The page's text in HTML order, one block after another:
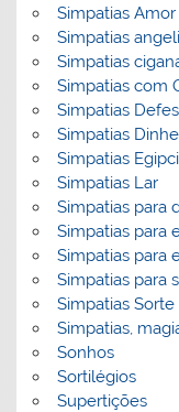
Simpatias Amor
Simpatias
Simpatias
Simpatias com
Simpatias
Simpatias
Simpatias
Simpatias Lar
Simpatias para
Simpatias para
Simpatias para
Simpatias para
Simpatias Sorte
Simpatias,
Sonhos
Sortilégios
Supertições